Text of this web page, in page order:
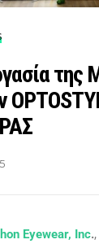
της
Eyewear, Inc.